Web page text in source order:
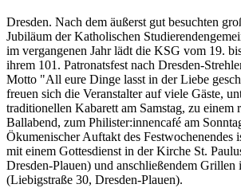
Dresden. Nach dem äußerst gut besuchten
Jubiläum der Katholischen
im vergangenen Jahr lädt die KSG vom 19.
ihrem 101. Patronatsfest nach Dresden-
Motto "All eure Dinge lasst in der Liebe
freuen sich die Veranstalter auf viele Gäste,
traditionellen Kabarett am Samstag, zu einem
Ballabend, zum Philister:innencafé am
Ökumenischer Auftakt des Festwochenendes
mit einem Gottesdienst in der Kirche St.
Dresden-Plauen) und anschließendem
(Liebigstraße 30, Dresden-Plauen).